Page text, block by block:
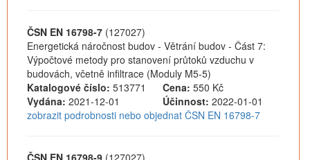
ČSN EN 16798-7 (127027)
Energetická náročnost budov - Větrání budov - Část 7:
Výpočtové metody pro stanovení průtoků vzduchu v
budovách, včetně infiltrace (Moduly M5-5)
Katalogové číslo: 513771 Cena: 550 Kč
Vydána: 2021-12-01 Účinnost: 2022-01-01
zobrazit podrobnosti nebo objednat ČSN EN 16798-7
ČSN EN 16798-9 (127027)